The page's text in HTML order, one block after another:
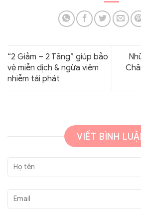
“2 Giảm – 2 Tăng” giúp bảo
vệ miễn dịch & ngừa viêm
nhiễm tái phát
VIẾT BÌNH